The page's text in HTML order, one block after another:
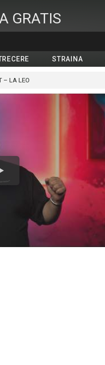
GRATIS
STRAINA
– LA LEO